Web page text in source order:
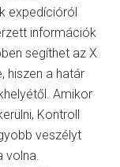
expedícióról
információk
segíthet az X
hiszen a határ
Amikor
Kontroll
veszélyt